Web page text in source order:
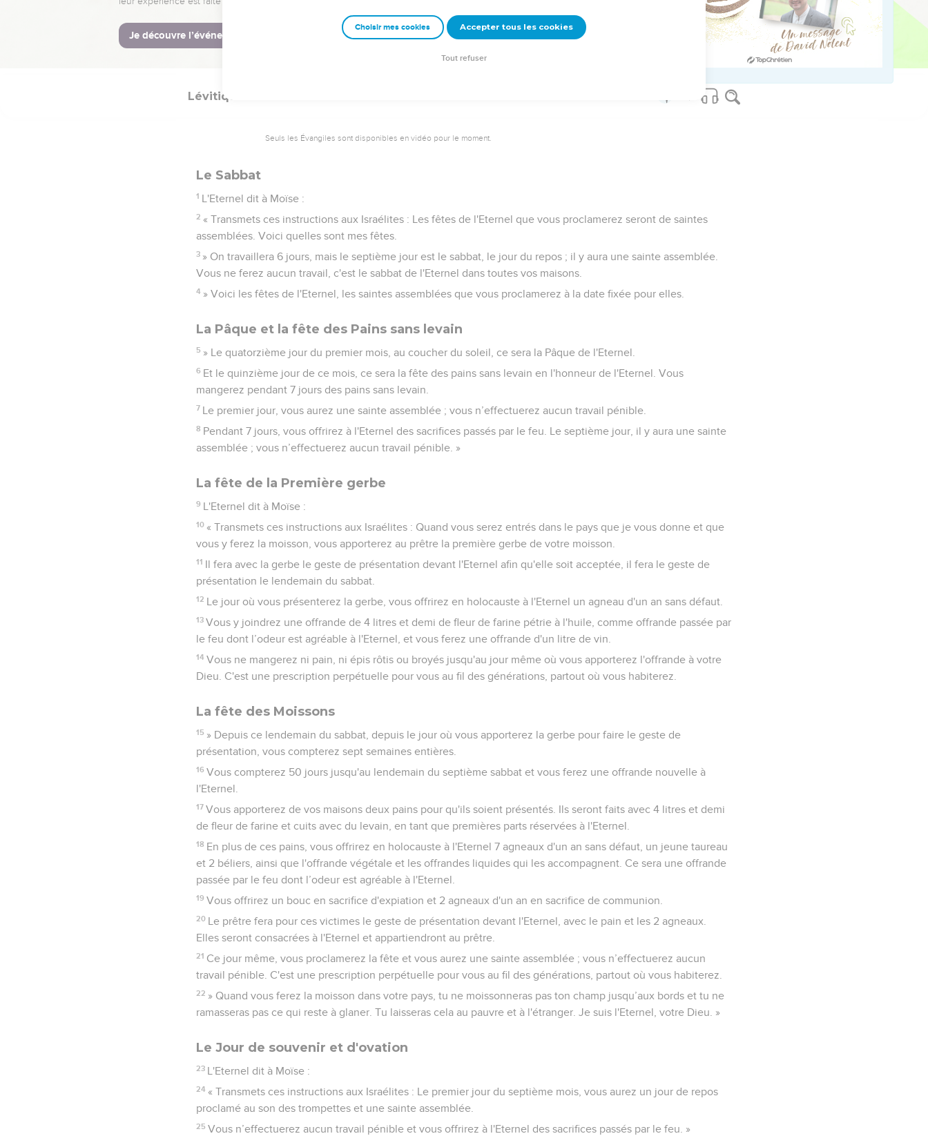
Vous ne déshonorerez pas mon saint nom, afin que ma sainteté soit respectée au milieu des Israélites. Je
suis l'Eternel qui vous considère comme saints
et qui vous ai fait sortir d'Egypte pour être votre Dieu. Je suis l'Eternel. »
Lévitique
Seuls les Évangiles sont disponibles en vidéo pour le moment.
Le Sabbat
1 L'Eternel dit à Moïse :
2 « Transmets ces instructions aux Israélites : Les fêtes de l'Eternel que vous proclamerez seront de saintes
assemblées. Voici quelles sont mes fêtes.
3 » On travaillera 6 jours, mais le septième jour est le sabbat, le jour du repos ; il y aura une sainte assemblée.
Vous ne ferez aucun travail, c'est le sabbat de l'Eternel dans toutes vos maisons.
4 » Voici les fêtes de l'Eternel, les saintes assemblées que vous proclamerez à la date fixée pour elles.
La Pâque et la fête des Pains sans levain
5 » Le quatorzième jour du premier mois, au coucher du soleil, ce sera la Pâque de l'Eternel.
6 Et le quinzième jour de ce mois, ce sera la fête des pains sans levain en l'honneur de l'Eternel. Vous
mangerez pendant 7 jours des pains sans levain.
7 Le premier jour, vous aurez une sainte assemblée ; vous n’effectuerez aucun travail pénible.
8 Pendant 7 jours, vous offrirez à l'Eternel des sacrifices passés par le feu. Le septième jour, il y aura une sainte
assemblée ; vous n’effectuerez aucun travail pénible. »
La fête de la Première gerbe
9 L'Eternel dit à Moïse :
10 « Transmets ces instructions aux Israélites : Quand vous serez entrés dans le pays que je vous donne et que
vous y ferez la moisson, vous apporterez au prêtre la première gerbe de votre moisson.
11 Il fera avec la gerbe le geste de présentation devant l'Eternel afin qu'elle soit acceptée, il fera le geste de
présentation le lendemain du sabbat.
12 Le jour où vous présenterez la gerbe, vous offrirez en holocauste à l'Eternel un agneau d'un an sans défaut.
13 Vous y joindrez une offrande de 4 litres et demi de fleur de farine pétrie à l'huile, comme offrande passée par
le feu dont l’odeur est agréable à l'Eternel, et vous ferez une offrande d'un litre de vin.
14 Vous ne mangerez ni pain, ni épis rôtis ou broyés jusqu'au jour même où vous apporterez l'offrande à votre
Dieu. C'est une prescription perpétuelle pour vous au fil des générations, partout où vous habiterez.
La fête des Moissons
15 » Depuis ce lendemain du sabbat, depuis le jour où vous apporterez la gerbe pour faire le geste de
présentation, vous compterez sept semaines entières.
16 Vous compterez 50 jours jusqu'au lendemain du septième sabbat et vous ferez une offrande nouvelle à
l'Eternel.
17 Vous apporterez de vos maisons deux pains pour qu'ils soient présentés. Ils seront faits avec 4 litres et demi
de fleur de farine et cuits avec du levain, en tant que premières parts réservées à l'Eternel.
18 En plus de ces pains, vous offrirez en holocauste à l'Eternel 7 agneaux d'un an sans défaut, un jeune taureau
et 2 béliers, ainsi que l'offrande végétale et les offrandes liquides qui les accompagnent. Ce sera une offrande
passée par le feu dont l’odeur est agréable à l'Eternel.
19 Vous offrirez un bouc en sacrifice d'expiation et 2 agneaux d'un an en sacrifice de communion.
20 Le prêtre fera pour ces victimes le geste de présentation devant l'Eternel, avec le pain et les 2 agneaux.
Elles seront consacrées à l'Eternel et appartiendront au prêtre.
21 Ce jour même, vous proclamerez la fête et vous aurez une sainte assemblée ; vous n’effectuerez aucun
travail pénible. C'est une prescription perpétuelle pour vous au fil des générations, partout où vous habiterez.
22 » Quand vous ferez la moisson dans votre pays, tu ne moissonneras pas ton champ jusqu’aux bords et tu ne
ramasseras pas ce qui reste à glaner. Tu laisseras cela au pauvre et à l'étranger. Je suis l'Eternel, votre Dieu. »
Le Jour de souvenir et d'ovation
23 L'Eternel dit à Moïse :
24 « Transmets ces instructions aux Israélites : Le premier jour du septième mois, vous aurez un jour de repos
proclamé au son des trompettes et une sainte assemblée.
25 Vous n’effectuerez aucun travail pénible et vous offrirez à l'Eternel des sacrifices passés par le feu. »
Choisir mes cookies Accepter tous les cookies
Tout refuser